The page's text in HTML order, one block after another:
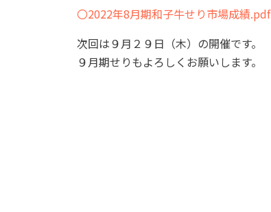
〇2022年8月期和子牛せり市場成績.pdf
次回は９月２９日（木）の開催です。
９月期せりもよろしくお願いします。